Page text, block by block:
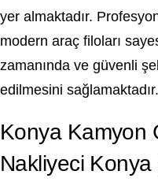
yer almaktadır.
modern araç filoları
zamanında ve güvenli
edilmesini sağlamaktadır.
Konya Kamyon
Nakliyeci Konya